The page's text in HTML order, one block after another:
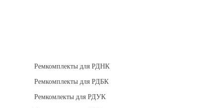
Ремкомплекты для РДНК
Ремкомплекты для РДБК
Ремкомлекты для РДУК